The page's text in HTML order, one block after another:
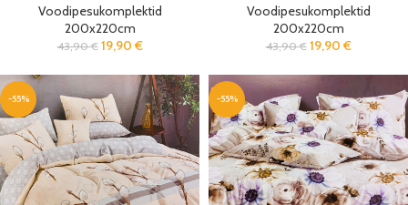
Voodipesukomplektid
200x220cm
43,90€ 19,90 €
Voodipesukomplektid
200x220cm
43,90€ 19,90 €
-55% -55%